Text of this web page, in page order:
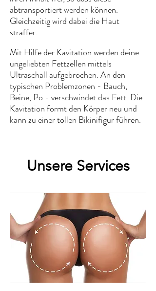
abtransportiert werden können.
Gleichzeitig wird dabei die Haut
straffer.
Mit Hilfe der Kavitation werden deine
ungeliebten Fettzellen mittels
Ultraschall aufgebrochen. An den
typischen Problemzonen - Bauch,
Beine, Po - verschwindet das Fett. Die
Kavitation formt den Körper neu und
kann zu einer tollen Bikinifigur führen.
Unsere Services